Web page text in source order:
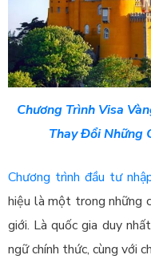
Chương Trình Visa
Thay Đổi Những
Chương trình đầu tư
hiệu là một trong những
giới. Là quốc gia duy
ngữ chính thức, cùng với